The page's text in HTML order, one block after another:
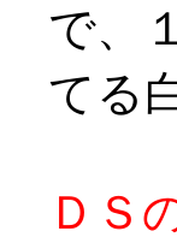
で、
てる
Ｄ